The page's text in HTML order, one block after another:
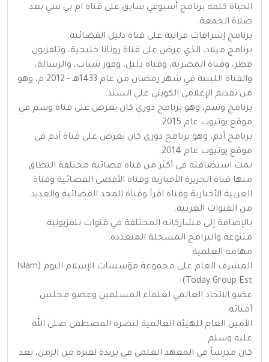
الحياة كلمه برنامج أسبوعي سابق على قناة ام بي سي بعد
صلاة الجمعة.
برنامج إشراقات قرانية على قناة دليل الفضائية.
برنامج ميلاد، الذي عرض على قناة روتانا خليجية، وتلفزيون
قطر، وقناة المصرية، وقناة دليل، وفور شباب، والرسالة،
والقناة الليبية في شهر رمضان من عام 1433هـ - 2012 م، وهو
من تقديم الإعلامي الكويتي علي السند.
برنامج وسم، وهو برنامج دوري كان يعرض على قناة وسم في
موقع يوتيوب عام 2015.
برنامج آدم، وهو برنامج دوري كان يعرض على قناة آدم في
موقع يوتيوب عام 2014.
تمت استضافته في أكثر من قناة فضائية مختلفة النطاق
منها قناة الجزيرة الأخبارية وقناة الأقصى الفضائية وقناة
العربية الأخبارية وقناة اقرأ وقناة المجد الفضائية والعديد
من القنوات العربية.
بالإضافة إلى مشاركاته المختلفة في قنوات تلفزيونية
متنوعة والبرامج المسجلة المتعددة.
مهامه العلمية
المشرف العام على مجموعة مؤسسات الإسلام اليوم (Islam
Today Group Est).
عضو الاتحاد العالمي لعلماء المسلمين وعضو مجلس
أمنائه.
الأمين العام للهيئة العالمية لنصرة المصطفى صلى الله
عليه وسلم.
كان مدرساً في المعهد العلمي في بريدة لفترة من الزمن، بعد